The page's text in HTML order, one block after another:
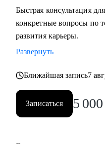
преодолеть "карьерный
"выгорание".
Быстрая консультация
конкретные вопросы по
развития карьеры.
Развернуть
Ближайшая запись7
Записаться 5 000